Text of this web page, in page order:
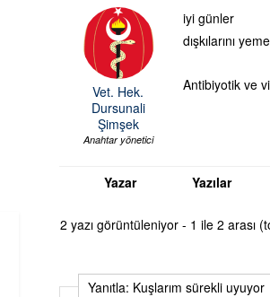
Vet. Hek.
Dursunali
Şimşek
Anahtar yönetici
iyi günler
dışkılarını
Antibiyotik ve
Yazar Yazılar
2 yazı görüntüleniyor - 1 ile 2 arası
Yanıtla: Kuşlarım sürekli uyuyor